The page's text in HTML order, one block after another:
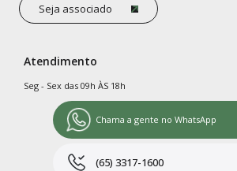
Seja associado
Atendimento
Seg - Sex das 09h ÀS 18h
Chama a gente no WhatsApp
(65) 3317-1600